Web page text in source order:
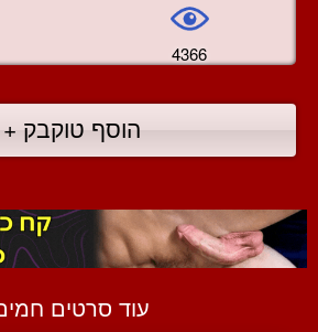
4366
הוסף טוקבק +
עוד סרטים